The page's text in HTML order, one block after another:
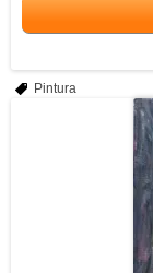
Pintura